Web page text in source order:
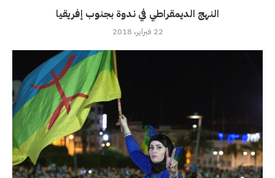
النهج الديمقراطي في ندوة بجنوب إفريقيا
22 فبراير، 2018